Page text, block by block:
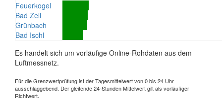
Feuerkogel
Bad Zell
Grünbach
Bad Ischl
Es handelt sich um vorläufige Online-Rohdaten aus dem
Luftmessnetz.
Für die Grenzwertprüfung ist der Tagesmittelwert von 0 bis 24 Uhr
ausschlaggebend. Der gleitende 24-Stunden Mittelwert gilt als vorläufiger
Richtwert.